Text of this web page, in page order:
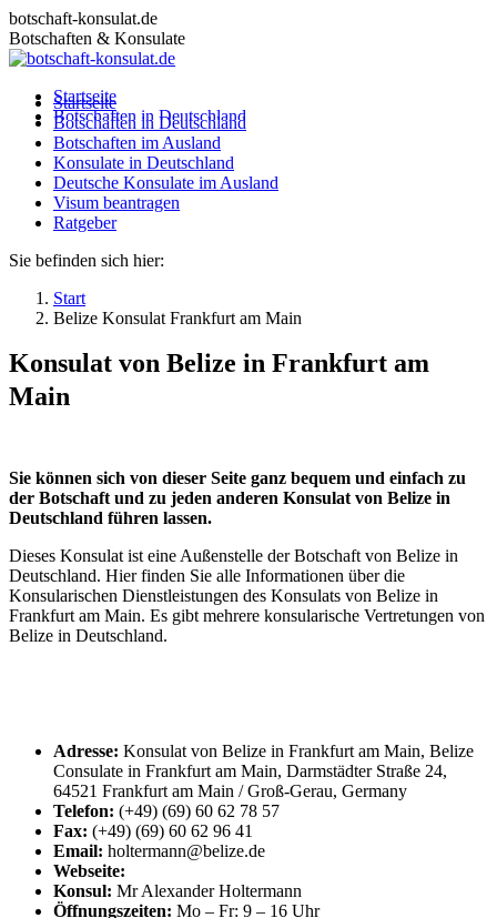
Zum
Inhalt
springen
botschaft-konsulat.de
Botschaften & Konsulate
Startseite
Botschaften in Deutschland
Botschaften im Ausland
Konsulate in Deutschland
Deutsche Konsulate im Ausland
Visum beantragen
Ratgeber
Startseite
Botschaften in Deutschland
Botschaften im Ausland
Konsulate in Deutschland
Deutsche Konsulate im Ausland
Visum beantragen
Ratgeber
Sie befinden sich hier:
Start
Belize Konsulat Frankfurt am Main
Konsulat von Belize in Frankfurt am
Main
Sie können sich von dieser Seite ganz bequem und einfach zu
der Botschaft und zu jeden anderen Konsulat von Belize in
Deutschland führen lassen.
Dieses Konsulat ist eine Außenstelle der Botschaft von Belize in
Deutschland. Hier finden Sie alle Informationen über die
Konsularischen Dienstleistungen des Konsulats von Belize in
Frankfurt am Main. Es gibt mehrere konsularische Vertretungen von
Belize in Deutschland.
Adresse: Konsulat von Belize in Frankfurt am Main, Belize
Consulate in Frankfurt am Main, Darmstädter Straße 24,
64521 Frankfurt am Main / Groß-Gerau, Germany
Telefon: (+49) (69) 60 62 78 57
Fax: (+49) (69) 60 62 96 41
Email: holtermann@belize.de
Webseite:
Konsul: Mr Alexander Holtermann
Öffnungszeiten: Mo – Fr: 9 – 16 Uhr